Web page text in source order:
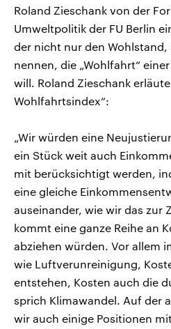
Roland Zieschank von der
Umweltpolitik der FU Berlin
der nicht nur den Wohlstand,
nennen, die „Wohlfahrt“
will. Roland Zieschank
Wohlfahrtsindex“:
„Wir würden eine
ein Stück weit auch
mit berücksichtigt werden,
eine gleiche
auseinander, wie wir das zur
kommt eine ganze Reihe an
abziehen würden. Vor allem
wie Luftverunreinigung,
entstehen, Kosten auch die
sprich Klimawandel. Auf der
wir auch einige Positionen